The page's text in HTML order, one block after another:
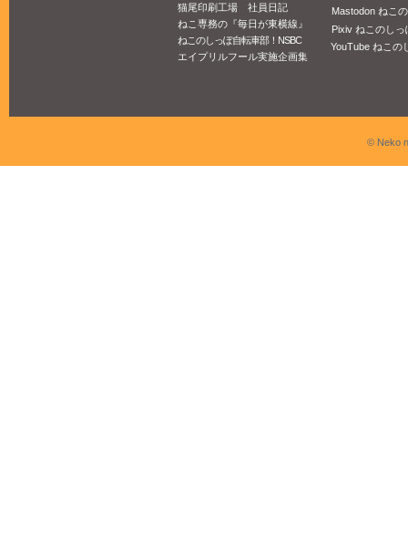
猫尾印刷工場 社員日記
ねこ専務の『毎日が東横線』
ねこのしっぽ自転車部！NSBC
エイプリルフール実施企画集
Mastodon ねこ
Pixiv ねこのしっ
YouTube ねこの
© Neko